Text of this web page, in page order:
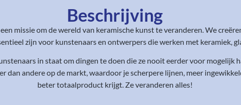
Beschrijving
missie om de wereld van keramische kunst te veranderen. We
zijn voor kunstenaars en ontwerpers die werken met keramiek,
in staat om dingen te doen die ze nooit eerder voor mogelijk
dan andere op de markt, waardoor je scherpere lijnen, meer
beter totaalproduct krijgt. Ze veranderen alles!